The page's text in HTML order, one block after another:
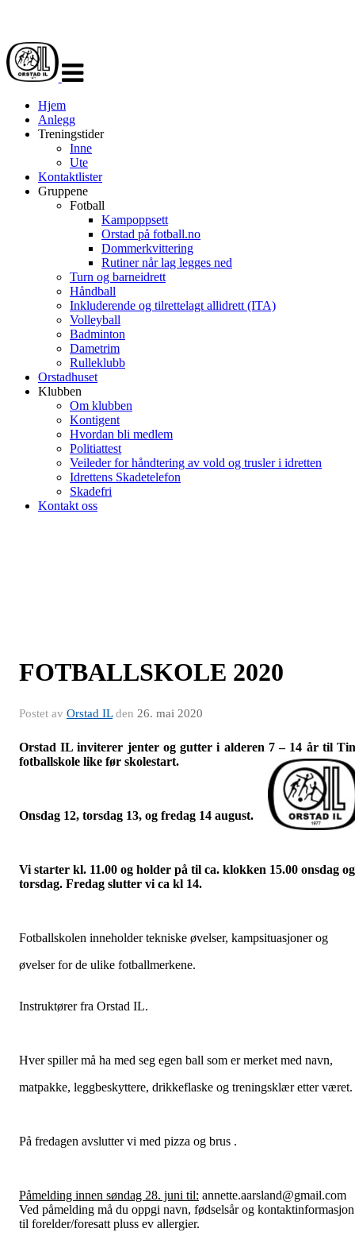
navigasjon
Hjem
Anlegg
Treningstider
Inne
Ute
Kontaktlister
Gruppene
Fotball
Kampoppsett
Orstad på fotball.no
Dommerkvittering
Rutiner når lag legges ned
Turn og barneidrett
Håndball
Inkluderende og tilrettelagt allidrett (ITA)
Volleyball
Badminton
Dametrim
Rulleklubb
Orstadhuset
Klubben
Om klubben
Kontigent
Hvordan bli medlem
Politiattest
Veileder for håndtering av vold og trusler i idretten
Idrettens Skadetelefon
Skadefri
Kontakt oss
FOTBALLSKOLE 2020
Postet av Orstad ILden 26. mai 2020
Orstad IL inviterer jenter og gutter i alderen 7 – 14 år til
fotballskole like før skolestart.
Onsdag 12, torsdag 13, og fredag 14 august.
Vi starter kl. 11.00 og holder på til ca. klokken 15.00 onsdag og
torsdag. Fredag slutter vi ca kl 14.
Fotballskolen inneholder tekniske øvelser, kampsituasjoner og
øvelser for de ulike fotballmerkene.
Instruktører fra Orstad IL.
Hver spiller må ha med seg egen ball som er merket med navn,
matpakke, leggbeskyttere, drikkeflaske og treningsklær etter været.
På fredagen avslutter vi med pizza og brus .
Påmelding innen søndag 28. juni til: annette.aarsland@gmail.com
Ved påmelding må du oppgi navn, fødselsår og kontaktinformasjon
til forelder/foresatt pluss ev allergier.